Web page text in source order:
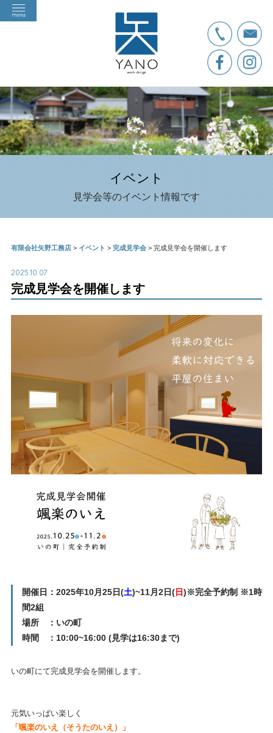
イベント
見学会等のイベント情報です
有限会社矢野工務店> イベント > 完成見学会> 完成見学会を開催します
2025.10.07
完成見学会を開催します
開催日：2025年10月25日(土)~11月2日(日)※完全予約制 ※1時
間2組
場所 ：いの町
時間 ：10:00~16:00 (見学は16:30まで)
いの町にて完成見学会を開催します。
元気いっぱい楽しく
「颯楽のいえ（そうたのいえ）」